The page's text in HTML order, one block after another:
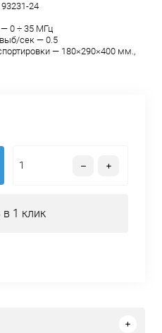
24
— 0 ÷ 35 МГц
сек — 0.5
— 180×290×400 мм.,
в 1 клик